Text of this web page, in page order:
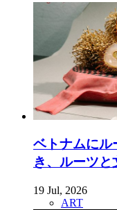
ベトナムにル
き、ルーツ
19 Jul, 2026
ART